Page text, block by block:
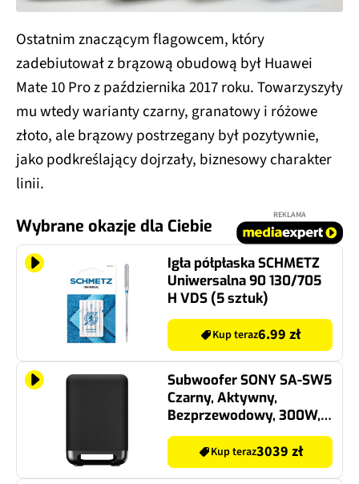
Ostatnim znaczącym flagowcem, który
zadebiutował z brązową obudową był Huawei
Mate 10 Pro z października 2017 roku. Towarzyszyły
mu wtedy warianty czarny, granatowy i różowe
złoto, ale brązowy postrzegany był pozytywnie,
jako podkreślający dojrzały, biznesowy charakter
linii.
Wybrane okazje dla Ciebie
REKLAMA
Igła półpłaska SCHMETZ
Uniwersalna 90 130/705
H VDS (5 sztuk)
Kup teraz6.99 zł
Subwoofer SONY SA-SW5
Czarny, Aktywny,
Bezprzewodowy, 300W,
Typ Bass Reflex, 7"
Przetwornik,
Kompatybilny z
Kup teraz3039 zł